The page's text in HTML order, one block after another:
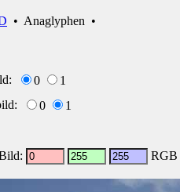
• Anaglyphen •
0
1
0 1
RGB